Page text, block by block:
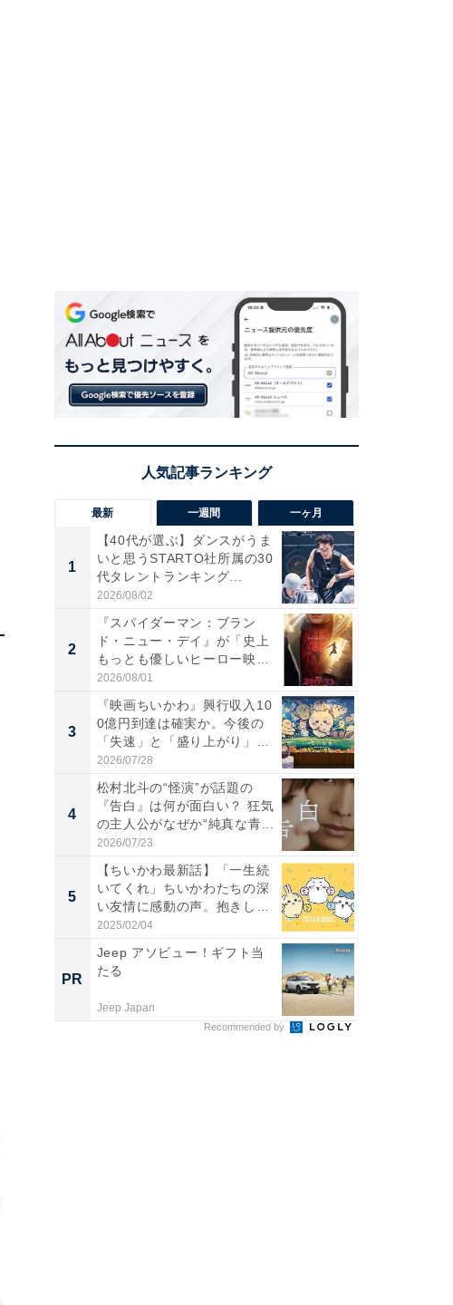
最新 一週間 一ヶ月
1
【40代が選ぶ】ダンスがうま
いと思うSTARTO社所属の30
代タレントランキング...
2026/08/02
2
『スパイダーマン：ブラン
ド・ニュー・デイ』が「史上
もっとも優しいヒーロー映
画」に...
2026/08/01
3
『映画ちいかわ』興行収入10
0億円到達は確実か。今後の
「失速」と「盛り上がり」
が...
2026/07/28
4
松村北斗の“怪演”が話題の
『告白』は何が面白い？ 狂気
の主人公がなぜか“純真な青...
2026/07/23
5
【ちいかわ最新話】「一生続
いてくれ」ちいかわたちの深
い友情に感動の声。抱きしめ
合...
2025/02/04
PR
Jeep アソビュー！ギフト当
たる
Jeep Japan
Recommended by